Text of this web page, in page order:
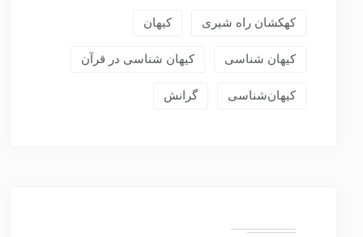
کهکشان راه شیری کیهان
کیهان شناسی کیهان شناسی در قرآن
کیهان‌شناسی گرانش